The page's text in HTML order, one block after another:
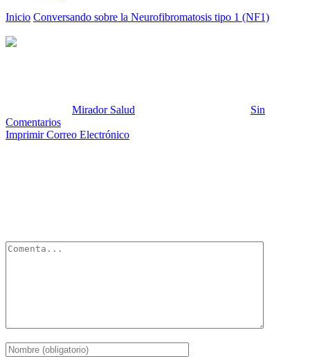
Inicio Conversando sobre la Neurofibromatosis tipo 1 (NF1)
Mirador Salud
Sin
Comentarios
Imprimir Correo Electrónico